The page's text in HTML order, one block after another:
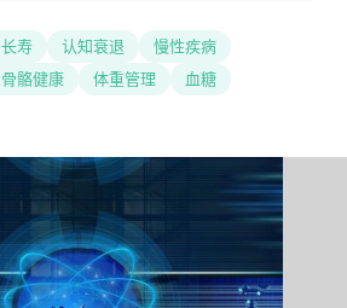
长寿 认知衰退
慢性疾病
骨骼健康 体重管理
血糖